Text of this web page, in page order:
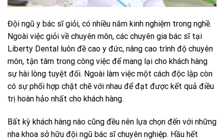
Đội ngũ y bác sĩ giỏi, có nhiều năm kinh nghiệm trong nghề.
Ngoài việc giỏi về chuyên môn, các chuyên gia bác sĩ tại
Liberty Dental luôn đề cao y đức, nâng cao trình độ chuyên
môn, tận tâm trong công việc để mang lại cho khách hàng
sự hài lòng tuyệt đối. Ngoài làm việc một cách độc lập còn
có sự phối hợp chặt chẽ với nhau để đạt được kết quả điều
trị hoàn hảo nhất cho khách hàng.
Bất kỳ khách hàng nào cũng đều nên lựa chọn đến với những
nha khoa sở hữu đội ngũ bác sĩ chuyên nghiệp. Hầu hết